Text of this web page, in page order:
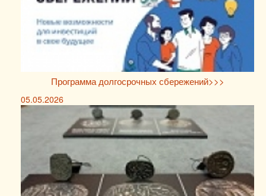
Программа долгосрочных сбережений>>>
05.05.2026